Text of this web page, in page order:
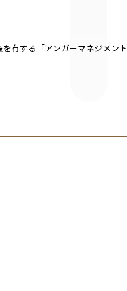
有する「アンガーマネジメント